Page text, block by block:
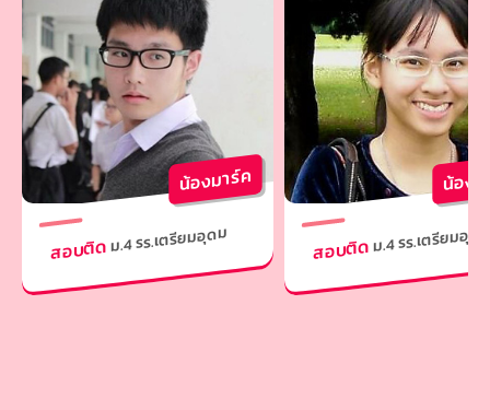
น้องมาร์ค
สอบติดม.4 รร.เตรียมอุดม
น้อง
สอบติดม.4 รร.เตรียมอุดม